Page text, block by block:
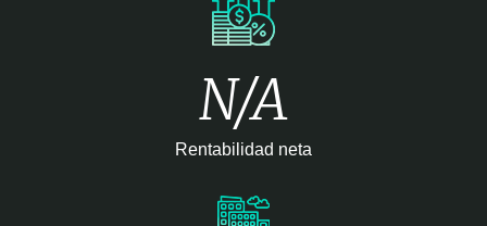
N/A
Rentabilidad neta